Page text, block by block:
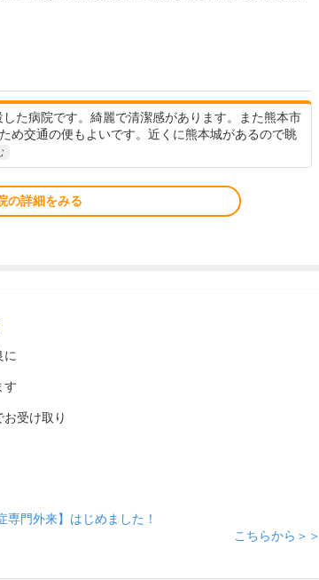
した病院です。綺麗で清潔感があります。また熊本市
め交通の便もよいです。近くに熊本城があるので眺
の詳細をみる
に
す
受け取り
専門外来】はじめました！
こちらから＞＞